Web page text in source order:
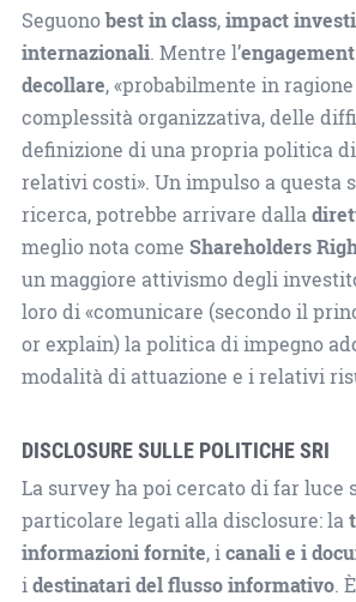
Seguonobest in class,impact
internazionali. Mentre l’
decollare, «probabilmente in
complessità organizzativa, delle
definizione di una propria politica
relativi costi». Un impulso a questa
ricerca, potrebbe arrivare dalla
meglio nota come Shareholders
un maggiore attivismo degli
loro di «comunicare (secondo il
or explain) la politica di impegno
modalità di attuazione e i relativi
DISCLOSURE SULLE POLITICHE SRI
La survey ha poi cercato di far luce
particolare legati alla disclosure: la
informazioni fornite, icanali e i
idestinatari del flusso informativo.